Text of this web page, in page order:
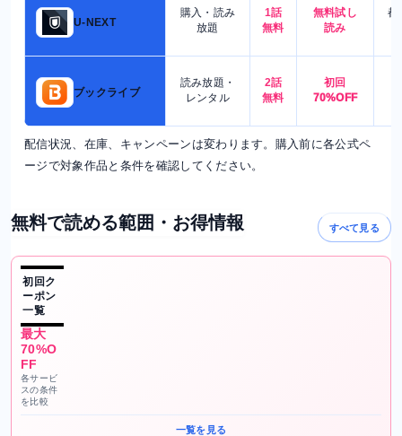
U-NEXT
購入・読み
放題
1話
無料
無料試し
読み
都
ブックライブ
読み放題・
レンタル
2話
無料
初回
70%OFF
配信状況、在庫、キャンペーンは変わります。購入前に各公式ペ
ージで対象作品と条件を確認してください。
無料で読める範囲・お得情報 すべて見る
初回ク
ーポン
一覧
最大
70%O
FF
各サービ
スの条件
を比較
一覧を見る